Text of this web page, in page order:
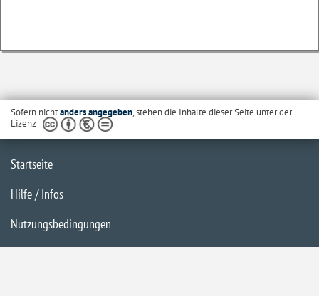
Sofern nichtanders angegeben, stehen die Inhalte dieser Seite unter der
Lizenz
Startseite
Hilfe / Infos
Nutzungsbedingungen